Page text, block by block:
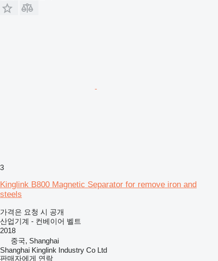
3
Kinglink B800 Magnetic Separator for remove iron and
steels
가격은 요청 시 공개
산업기계 - 컨베이어 벨트
2018
중국, Shanghai
Shanghai Kinglink Industry Co Ltd
판매자에게 연락